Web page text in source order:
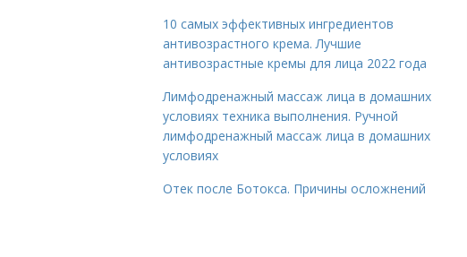
10 самых эффективных ингредиентов
антивозрастного крема. Лучшие
антивозрастные кремы для лица 2022 года
Лимфодренажный массаж лица в домашних
условиях техника выполнения. Ручной
лимфодренажный массаж лица в домашних
условиях
Отек после Ботокса. Причины осложнений